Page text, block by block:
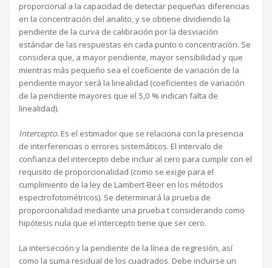
proporcional a la capacidad de detectar pequeñas diferencias
en la concentración del analito, y se obtiene dividiendo la
pendiente de la curva de calibración por la desviación
estándar de las respuestas en cada punto o concentración. Se
considera que, a mayor pendiente, mayor sensibilidad y que
mientras más pequeño sea el coeficiente de variación de la
pendiente mayor será la linealidad (coeficientes de variación
de la pendiente mayores que el 5,0 % indican falta de
linealidad).
Intercepto. Es el estimador que se relaciona con la presencia
de interferencias o errores sistemáticos. El intervalo de
confianza del intercepto debe incluir al cero para cumplir con el
requisito de proporcionalidad (como se exige para el
cumplimiento de la ley de Lambert-Beer en los métodos
espectrofotométricos). Se determinará la prueba de
proporcionalidad mediante una prueba t considerando como
hipótesis nula que el intercepto tiene que ser cero.
La intersección y la pendiente de la línea de regresión, así
como la suma residual de los cuadrados. Debe incluirse un